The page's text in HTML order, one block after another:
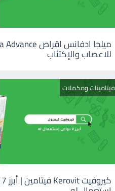
للاعصاب والإكتئاب
فيتامينات ومكملات